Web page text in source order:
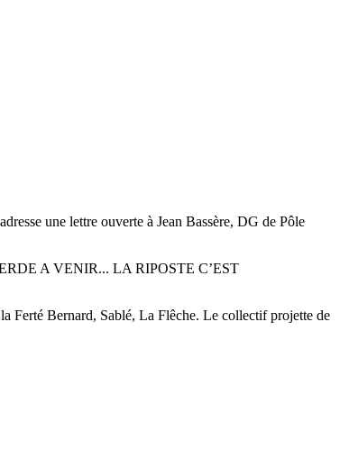
une lettre ouverte à Jean Bassère, DG de Pôle
A VENIR... LA RIPOSTE C’EST
Ferté Bernard, Sablé, La Flêche. Le collectif projette de